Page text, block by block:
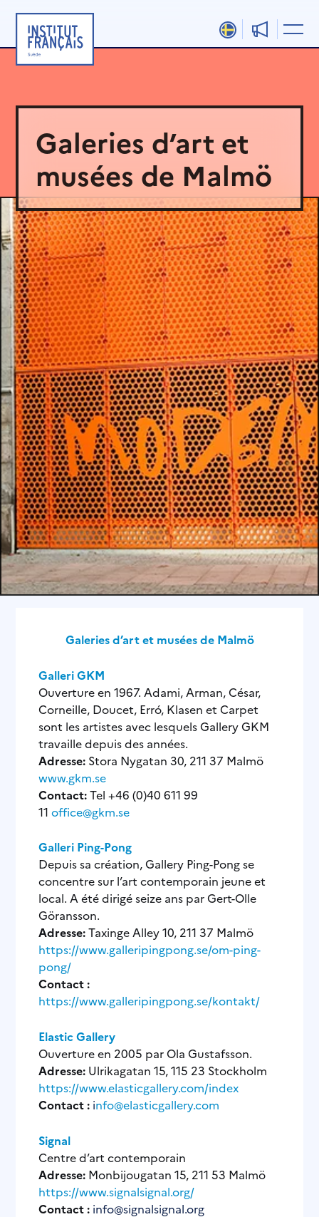
contenu
Galeries d’art et
musées de Malmö
Galeries d’art et musées de Malmö
Galleri GKM
Ouverture en 1967. Adami, Arman, César,
Corneille, Doucet, Erró, Klasen et Carpet
sont les artistes avec lesquels Gallery GKM
travaille depuis des années.
Adresse: Stora Nygatan 30, 211 37 Malmö
www.gkm.se
Contact:Tel +46 (0)40 611 99
11office@gkm.se
Galleri Ping-Pong
Depuis sa création, Gallery Ping-Pong se
concentre sur l’art contemporain jeune et
local. A été dirigé seize ans par Gert-Olle
Göransson.
Adresse:Taxinge Alley 10, 211 37 Malmö
https://www.galleripingpong.se/om-ping-
pong/
Contact :
https://www.galleripingpong.se/kontakt/
Elastic Gallery
Ouverture en 2005 par Ola Gustafsson.
Adresse: Ulrikagatan 15, 115 23 Stockholm
https://www.elasticgallery.com/index
Contact : info@elasticgallery.com
Signal
Centre d’art contemporain
Adresse: Monbijougatan 15, 211 53 Malmö
https://www.signalsignal.org/
Contact : info@signalsignal.org